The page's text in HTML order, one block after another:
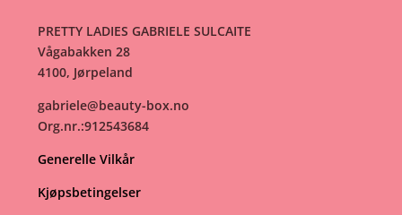
PRETTY LADIES GABRIELE SULCAITE
Vågabakken 28
4100, Jørpeland
gabriele@beauty-box.no
Org.nr.:912543684
Generelle Vilkår
Kjøpsbetingelser